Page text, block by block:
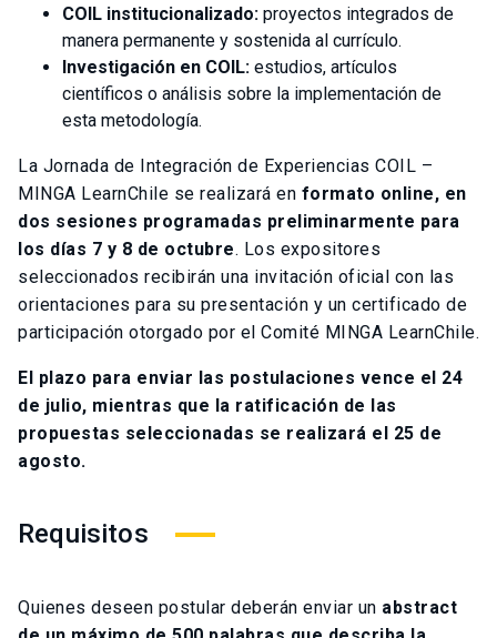
COIL institucionalizado: proyectos integrados de
manera permanente y sostenida al currículo.
Investigación en COIL: estudios, artículos
científicos o análisis sobre la implementación de
esta metodología.
La Jornada de Integración de Experiencias COIL –
MINGA LearnChile se realizará en formato online, en
dos sesiones programadas preliminarmente para
los días 7 y 8 de octubre. Los expositores
seleccionados recibirán una invitación oficial con las
orientaciones para su presentación y un certificado de
participación otorgado por el Comité MINGA LearnChile.
El plazo para enviar las postulaciones vence el 24
de julio, mientras que la ratificación de las
propuestas seleccionadas se realizará el 25 de
agosto.
Requisitos
Quienes deseen postular deberán enviar un abstract